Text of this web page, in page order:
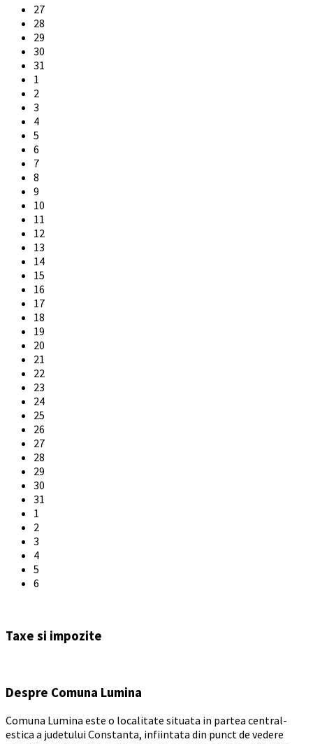
Skip
calendar
days
27
28
29
30
31
1
2
3
4
5
6
7
8
9
10
11
12
13
14
15
16
17
18
19
20
21
22
23
24
25
26
27
28
29
30
31
1
2
3
4
5
6
calendar
Taxe si impozite
Despre Comuna Lumina
Comuna Lumina este o localitate situata in partea central-
estica a judetului Constanta, infiintata din punct de vedere